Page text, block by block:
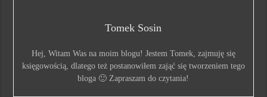
Tomek Sosin
Hej, Witam Was na moim blogu! Jestem Tomek, zajmuję się
księgowością, dlatego też postanowiłem zająć się tworzeniem tego
bloga 🙂 Zapraszam do czytania!